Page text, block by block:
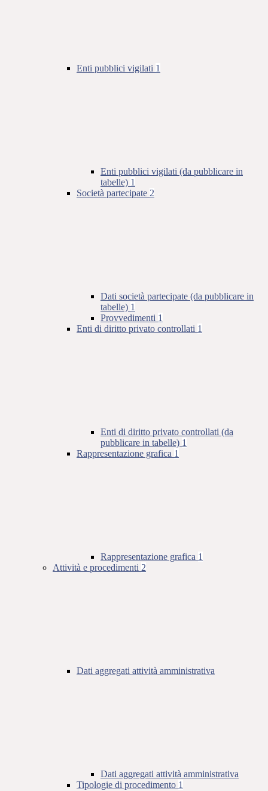
Enti pubblici vigilati 1
Enti pubblici vigilati (da pubblicare in
tabelle) 1
Società partecipate 2
Dati società partecipate (da pubblicare in
tabelle) 1
Provvedimenti 1
Enti di diritto privato controllati 1
Enti di diritto privato controllati (da
pubblicare in tabelle) 1
Rappresentazione grafica 1
Rappresentazione grafica 1
Attività e procedimenti 2
Dati aggregati attività amministrativa
Dati aggregati attività amministrativa
Tipologie di procedimento 1